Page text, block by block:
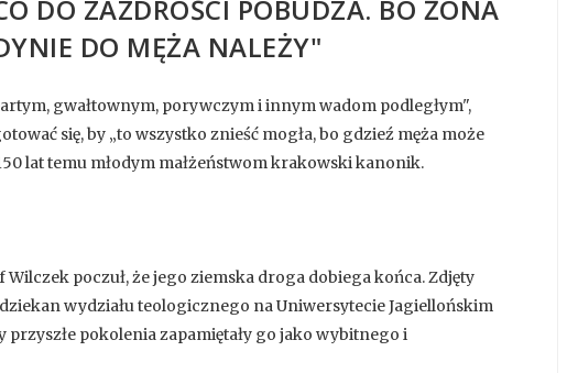
DO ZAZDROŚCI POBUDZA. BO ŻONA
DO MĘŻA NALEŻY"
gwałtownym, porywczym i innym wadom podległym",
się, by „to wszystko znieść mogła, bo gdzieź męża może
lat temu młodym małżeństwom krakowski kanonik.
Wilczek poczuł, że jego ziemska droga dobiega końca. Zdjęty
wydziału teologicznego na Uniwersytecie Jagiellońskim
przyszłe pokolenia zapamiętały go jako wybitnego i